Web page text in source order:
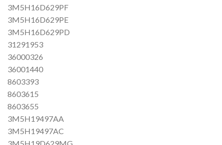
3M5H16D629PF
3M5H16D629PE
3M5H16D629PD
31291953
36000326
36001440
8603393
8603615
8603655
3M5H19497AA
3M5H19497AC